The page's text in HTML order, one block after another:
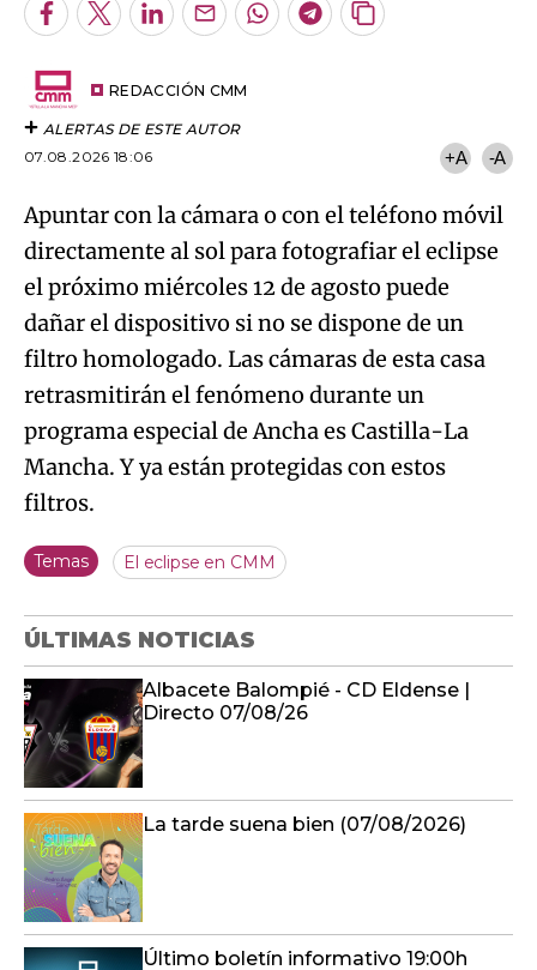
Facebook
TwitterLinkedInEnviarWhatsapp
Telegram
Copiar
REDACCIÓN CMM
ALERTAS DE ESTE AUTOR
07.08.2026 18:06
+A -A
Apuntar con la cámara o con el teléfono móvil
directamente al sol para fotografiar el eclipse
el próximo miércoles 12 de agosto puede
dañar el dispositivo si no se dispone de un
filtro homologado. Las cámaras de esta casa
retrasmitirán el fenómeno durante un
programa especial de Ancha es Castilla-La
Mancha. Y ya están protegidas con estos
filtros.
Temas El eclipse en CMM
ÚLTIMAS NOTICIAS
Albacete Balompié - CD Eldense |
Directo 07/08/26
La tarde suena bien (07/08/2026)
Último boletín informativo 19:00h